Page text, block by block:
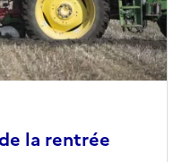
la rentrée